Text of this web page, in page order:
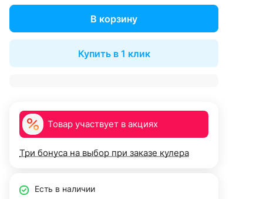
В корзину
Купить в 1 клик
Товар участвует в акциях
Три бонуса на выбор при заказе кулера
Есть в наличии